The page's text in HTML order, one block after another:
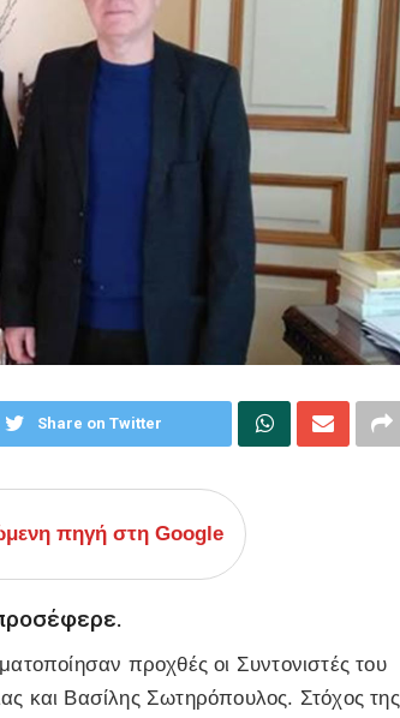
Share on Twitter
πηγή στη Google
προχθές οι Συντονιστές του
και Βασίλης Σωτηρόπουλος. Στόχος της